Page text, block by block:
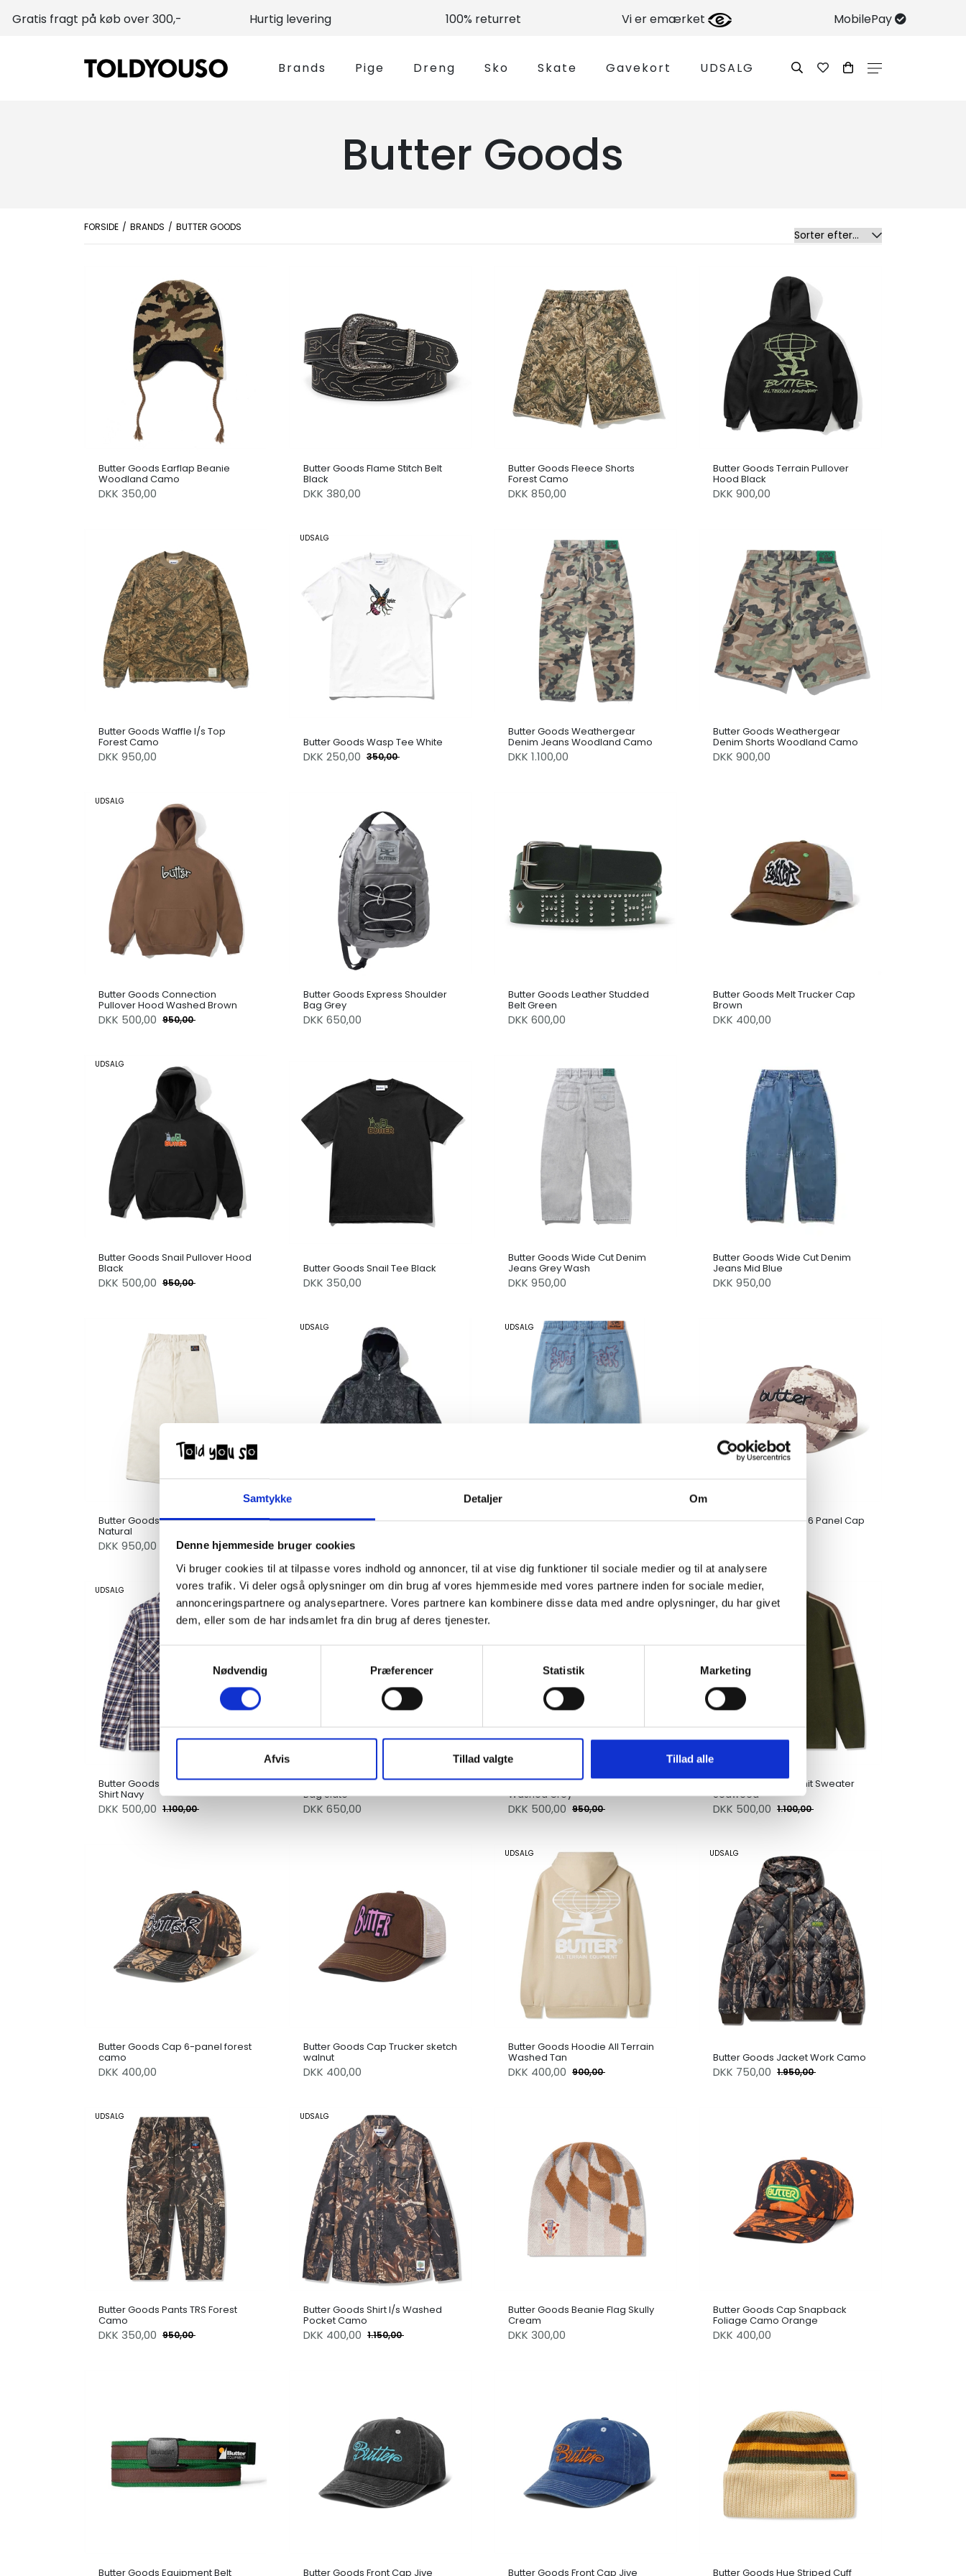
Samtykke Detaljer Om
Denne hjemmeside bruger cookies
Vi bruger cookies til at tilpasse vores indhold og annoncer, til at vise dig funktioner til sociale medier og til at analysere
vores trafik. Vi deler også oplysninger om din brug af vores hjemmeside med vores partnere inden for sociale medier,
annonceringspartnere og analysepartnere. Vores partnere kan kombinere disse data med andre oplysninger, du har givet
dem, eller som de har indsamlet fra din brug af deres tjenester.
Samtykkevalg
Nødvendig
Præferencer Statistik Marketing
Afvis Tillad valgte Tillad alle
Gratis fragt på køb over 300,- Hurtig levering 100% returret Vi er emærket MobilePay
Brands Pige Dreng Sko Skate Gavekort UDSALG
Butter Goods
FORSIDE BRANDS BUTTER GOODS
Butter Goods Earflap Beanie
Woodland Camo
DKK 350,00
Butter Goods Flame Stitch Belt
Black
DKK 380,00
Butter Goods Fleece Shorts
Forest Camo
DKK 850,00
Butter Goods Terrain Pullover
Hood Black
DKK 900,00
Butter Goods Waffle l/s Top
Forest Camo
DKK 950,00
UDSALG
Butter Goods Wasp Tee White
DKK 250,00 350,00
Butter Goods Weathergear
Denim Jeans Woodland Camo
DKK 1.100,00
Butter Goods Weathergear
Denim Shorts Woodland Camo
DKK 900,00
UDSALG
Butter Goods Connection
Pullover Hood Washed Brown
DKK 500,00 950,00
Butter Goods Express Shoulder
Bag Grey
DKK 650,00
Butter Goods Leather Studded
Belt Green
DKK 600,00
Butter Goods Melt Trucker Cap
Brown
DKK 400,00
UDSALG
Butter Goods Snail Pullover Hood
Black
DKK 500,00 950,00
Butter Goods Snail Tee Black
DKK 350,00
Butter Goods Wide Cut Denim
Jeans Grey Wash
DKK 950,00
Butter Goods Wide Cut Denim
Jeans Mid Blue
DKK 950,00
Butter Goods Wide Leg Pants
Natural
DKK 950,00
UDSALG
Butter Goods Woods Camo Zip-
DKK625,00
UDSALG
Butter Goods Blotch Denim Butter Goods Alpine 6 Panel Cap
UDSALG
Butter Goods Equipment Plaid
Shirt Navy
DKK 500,00 1.100,00
Butter Goods Express Shoulder
Bag Slate
DKK 650,00
UDSALG
Butter Goods Jeans Bronco
Washed Grey
DKK 500,00 950,00
UDSALG
Butter Goods Surf Knit Sweater
Seaweed
DKK 500,00 1.100,00
Butter Goods Cap 6-panel forest
camo
DKK 400,00
Butter Goods Cap Trucker sketch
walnut
DKK 400,00
UDSALG
Butter Goods Hoodie All Terrain
Washed Tan
DKK 400,00 900,00
UDSALG
Butter Goods Jacket Work Camo
DKK 750,00 1.950,00
UDSALG
Butter Goods Pants TRS Forest
Camo
DKK 350,00 950,00
UDSALG
Butter Goods Shirt l/s Washed
Pocket Camo
DKK 400,00 1.150,00
Butter Goods Beanie Flag Skully
Cream
DKK 300,00
Butter Goods Cap Snapback
Foliage Camo Orange
DKK 400,00
Butter Goods Equipment Belt Butter Goods Front Cap Jive Butter Goods Front Cap Jive Butter Goods Hue Striped Cuff